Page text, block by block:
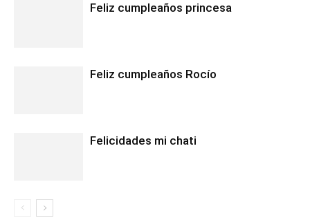
Feliz cumpleaños princesa
Feliz cumpleaños Rocío
Felicidades mi chati